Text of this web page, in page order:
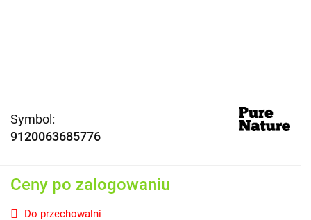
Symbol:
9120063685776
Ceny po zalogowaniu
Do przechowalni